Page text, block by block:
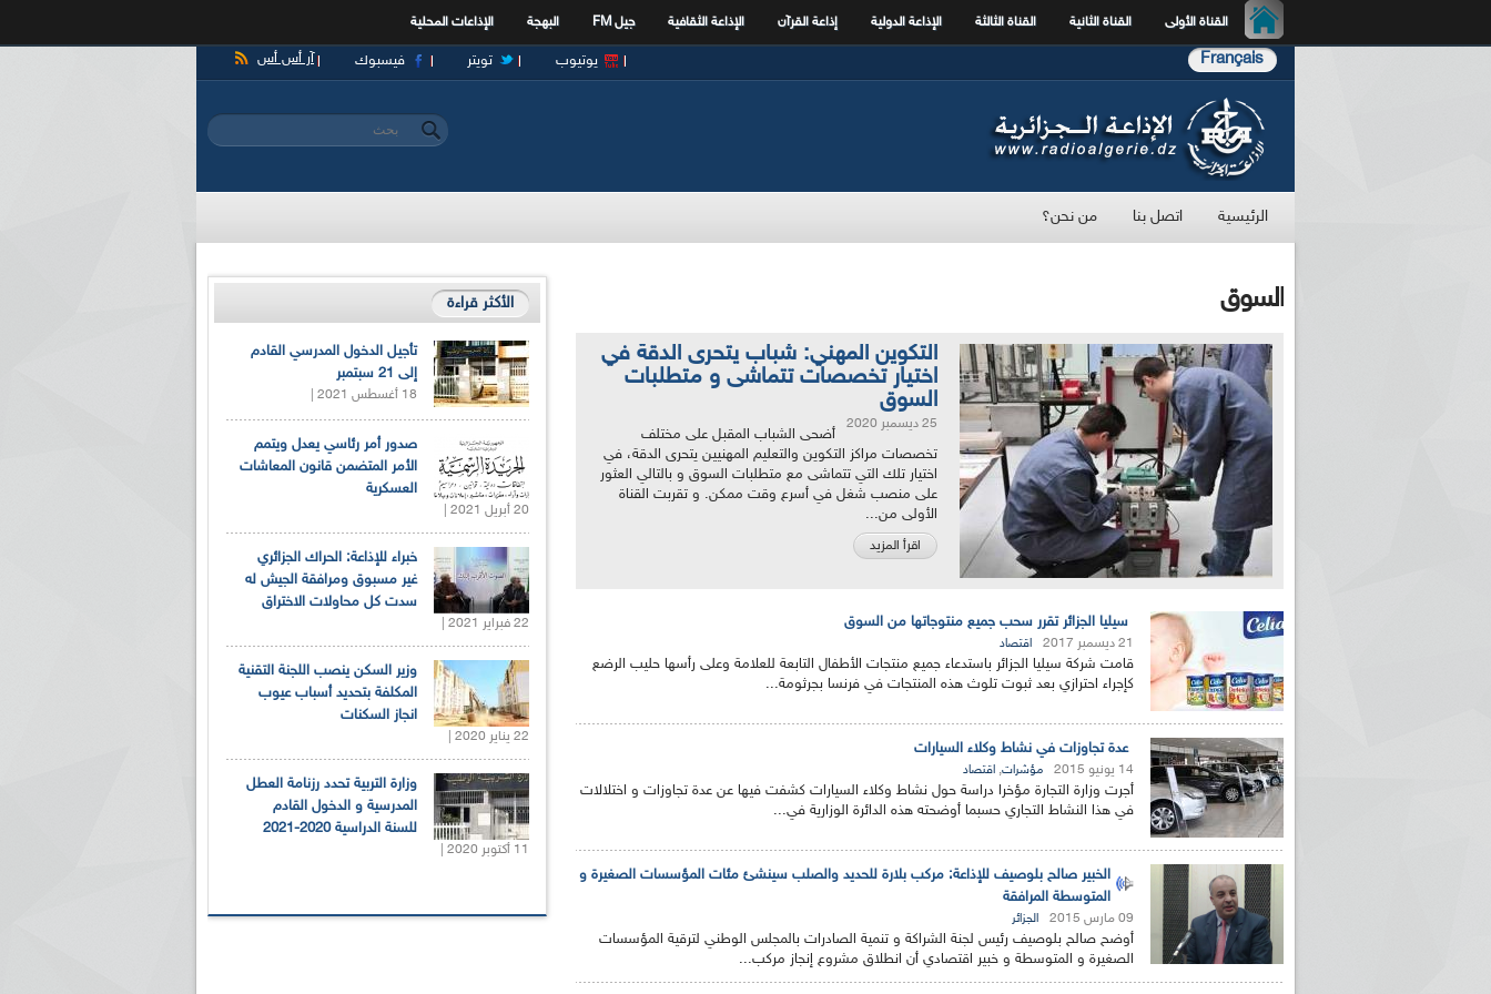
القناة الأولى القناة الثانية القناة الثالثة الإذاعة الدولية إذاعة القرآن الإذاعة الثقافية جيل FM البهجة الإذاعات المحلية
Français آر أس أس فيسبوك تويتر يوتيوب
استمارة البحث
‏بحث ‏
الرئيسية اتصل بنا من نحن؟
السوق
التكوين المهني: شباب يتحرى الدقة في
اختيار تخصصات تتماشى و متطلبات
السوق
25 ديسمبر 2020
أضحى الشباب المقبل على مختلف
تخصصات مراكز التكوين والتعليم المهنيين يتحرى الدقة، في
اختيار تلك التي تتماشى مع متطلبات السوق و بالتالي العثور
على منصب شغل في أسرع وقت ممكن. و تقربت القناة
الأولى من...
اقرأ المزيد
سيليا الجزائر تقرر سحب جميع منتوجاتها من السوق
21 ديسمبر 2017 اقتصاد
قامت شركة سيليا الجزائر باستدعاء جميع منتجات الأطفال التابعة للعلامة وعلى رأسها حليب الرضع
كإجراء احترازي بعد ثبوت تلوث هذه المنتجات في فرنسا بجرثومة...
عدة تجاوزات في نشاط وكلاء السيارات
14 يونيو 2015 مؤشرات, اقتصاد
أجرت وزارة التجارة مؤخرا دراسة حول نشاط وكلاء السيارات كشفت فيها عن عدة تجاوزات و اختلالات
في هذا النشاط التجاري حسبما أوضحته هذه الدائرة الوزارية في...
الخبير صالح بلوصيف للإذاعة: مركب بلارة للحديد والصلب سينشئ مئات المؤسسات الصغيرة و
المتوسطة المرافقة
09 مارس 2015 الجزائر
أوضح صالح بلوصيف رئيس لجنة الشراكة و تنمية الصادرات بالمجلس الوطني لترقية المؤسسات
الصغيرة و المتوسطة و خبير اقتصادي أن انطلاق مشروع إنجاز مركب...
الأكثر قراءة
تأجيل الدخول المدرسي القادم
إلى 21 سبتمبر
18 أغسطس 2021 |
صدور أمر رئاسي يعدل ويتمم
الأمر المتضمن قانون المعاشات
العسكرية
20 أبريل 2021 |
خبراء للإذاعة: الحراك الجزائري
غير مسبوق ومرافقة الجيش له
سدت كل محاولات الاختراق
22 فبراير 2021 |
وزير السكن ينصب اللجنة التقنية
المكلفة بتحديد أسباب عيوب
انجاز السكنات
22 يناير 2020 |
وزارة التربية تحدد رزنامة العطل
المدرسية و الدخول القادم
للسنة الدراسية 2020-2021
11 أكتوبر 2020 |